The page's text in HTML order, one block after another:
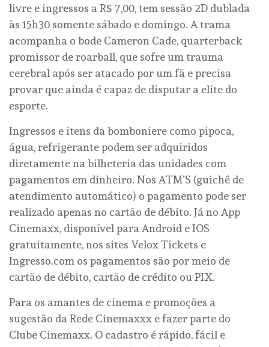
livre e ingressos a R$ 7,00, tem sessão 2D dublada
às 15h30 somente sábado e domingo. A trama
acompanha o bode Cameron Cade, quarterback
promissor de roarball, que sofre um trauma
cerebral após ser atacado por um fã e precisa
provar que ainda é capaz de disputar a elite do
esporte.
Ingressos e itens da bomboniere como pipoca,
água, refrigerante podem ser adquiridos
diretamente na bilheteria das unidades com
pagamentos em dinheiro. Nos ATM’S (guichê de
atendimento automático) o pagamento pode ser
realizado apenas no cartão de débito. Já no App
Cinemaxx, disponível para Android e IOS
gratuitamente, nos sites Velox Tickets e
Ingresso.com os pagamentos são por meio de
cartão de débito, cartão de crédito ou PIX.
Para os amantes de cinema e promoções a
sugestão da Rede Cinemaxxx e fazer parte do
Clube Cinemaxx. O cadastro é rápido, fácil e